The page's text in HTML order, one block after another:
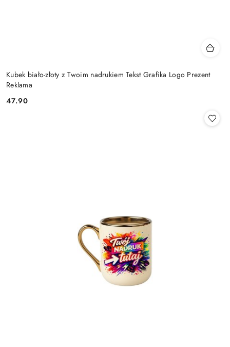
Kubek biało-złoty z Twoim nadrukiem Tekst Grafika Logo Prezent
Reklama
Cena:
47.90